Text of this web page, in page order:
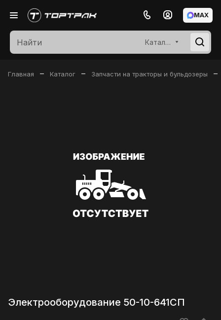
Каталог
MAX
Главная – Каталог – Запчасти на тракторы и бульдозеры –
Электрооборудование 50-10-641СП